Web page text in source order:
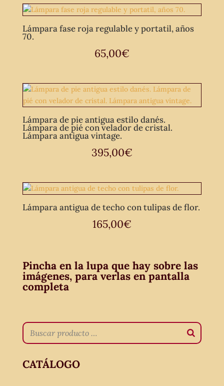
cantidad
Lámpara fase roja regulable y portatil, años
70.
65,00€
Lámpara de pie antigua estilo danés.
Lámpara de pié con velador de cristal.
Lámpara antigua vintage.
395,00€
Lámpara antigua de techo con tulipas de flor.
165,00€
Pincha en la lupa que hay sobre las
imágenes, para verlas en pantalla
completa
CATÁLOGO